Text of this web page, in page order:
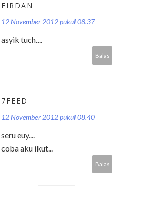
FIRDAN
12 November 2012 pukul 08.37
asyik tuch....
Balas
7FEED
12 November 2012 pukul 08.40
seru euy....
coba aku ikut...
Balas